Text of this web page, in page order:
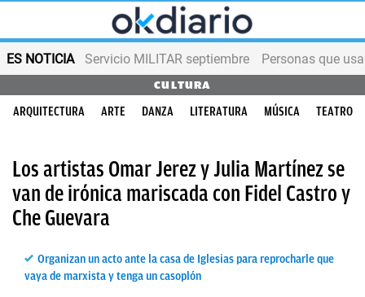
ES NOTICIA Servicio MILITAR septiembre Personas que
CULTURA
ARQUITECTURA ARTE DANZA LITERATURA MÚSICA TEATRO
Los artistas Omar Jerez y Julia Martínez se
van de irónica mariscada con Fidel Castro y
Che Guevara
Organizan un acto ante la casa de Iglesias para reprocharle que
vaya de marxista y tenga un casoplón